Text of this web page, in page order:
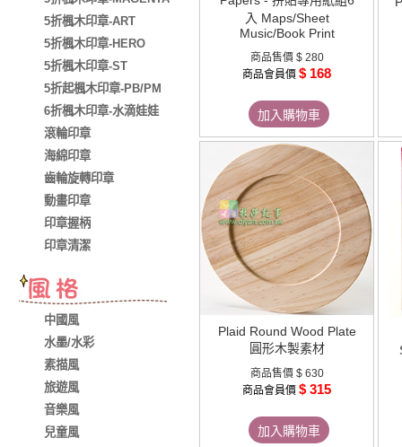
5折楓木印章-ART
5折楓木印章-HERO
5折楓木印章-ST
5折起楓木印章-PB/PM
6折楓木印章-水滴娃娃
滾輪印章
海綿印章
齒輪旋轉印章
動畫印章
印章握柄
印章清潔
中國風
水墨/水彩
素描風
旅遊風
音樂風
兒童風
入 Maps/Sheet
Music/Book Print
商品售價 $ 280
商品會員價 $ 168
加入購物車
Plaid Round Wood Plate
圓形木製素材
商品售價 $ 630
商品會員價 $ 315
加入購物車